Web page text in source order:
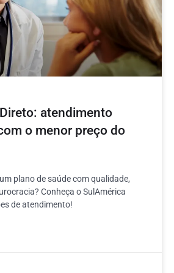
atendimento
o menor preço do
plano de saúde com qualidade,
Conheça o SulAmérica
de atendimento!